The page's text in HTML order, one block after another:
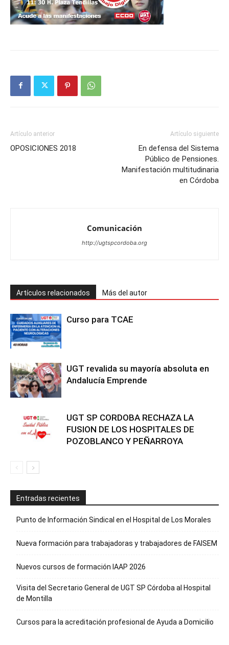
Artículo anterior
OPOSICIONES 2018
Artículo siguiente
En defensa del Sistema
Público de Pensiones.
Manifestación multitudinaria
en Córdoba
Comunicación
http://ugtspcordoba.org
Artículos relacionados Más del autor
Curso para TCAE
UGT revalida su mayoría absoluta en
Andalucía Emprende
UGT SP CORDOBA RECHAZA LA
FUSION DE LOS HOSPITALES DE
POZOBLANCO Y PEÑARROYA
Entradas recientes
Punto de Información Sindical en el Hospital de Los Morales
Nueva formación para trabajadoras y trabajadores de FAISEM
Nuevos cursos de formación IAAP 2026
Visita del Secretario General de UGT SP Córdoba al Hospital
de Montilla
Cursos para la acreditación profesional de Ayuda a Domicilio